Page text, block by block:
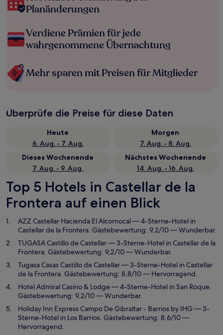
Planänderungen
Verdiene Prämien für jede
wahrgenommene Übernachtung
Mehr sparen mit Preisen für Mitglieder
Überprüfe die Preise für diese Daten
Heute
6. Aug. - 7. Aug.
Morgen
7. Aug. - 8. Aug.
Dieses Wochenende
7. Aug. - 9. Aug.
Nächstes Wochenende
14. Aug. - 16. Aug.
Top 5 Hotels in Castellar de la
Frontera auf einen Blick
AZZ Castellar Hacienda El Alcornocal— 4-Sterne-Hotel in
Castellar de la Frontera. Gästebewertung: 9,2/10 — Wunderbar.
TUGASA Castillo de Castellar— 3-Sterne-Hotel in Castellar de la
Frontera. Gästebewertung: 9,2/10 — Wunderbar.
Tugasa Casas Castillo de Castellar— 3-Sterne-Hotel in Castellar
de la Frontera. Gästebewertung: 8,8/10 — Hervorragend.
Hotel Admiral Casino & Lodge— 4-Sterne-Hotel in San Roque.
Gästebewertung: 9,2/10 — Wunderbar.
Holiday Inn Express Campo De Gibraltar - Barrios by IHG— 3-
Sterne-Hotel in Los Barrios. Gästebewertung: 8,6/10 —
Hervorragend.